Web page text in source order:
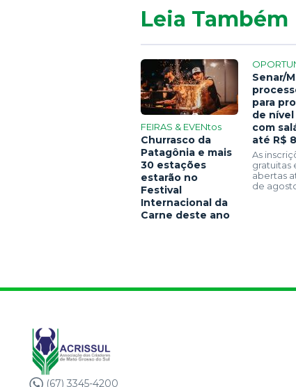
Leia Também
FEIRAS & EVENtos
Churrasco da
Patagônia e mais
30 estações
estarão no
Festival
Internacional da
Carne deste ano
Senar/
para
de
com
até R$
As
gratuitas
abertas
de
(67) 3345-4200